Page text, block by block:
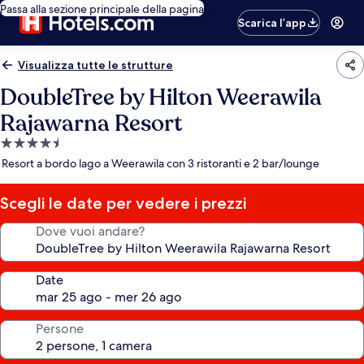
Passa alla sezione principale della pagina
Scarica l’app
Visualizza tutte le strutture
DoubleTree by Hilton Weerawila
Rajawarna Resort
Struttura
a
stelle
Resort a bordo lago a Weerawila con 3 ristoranti e 2 bar/lounge
Scegli le date per vedere i prezzi
Dove vuoi andare?
Date
Persone